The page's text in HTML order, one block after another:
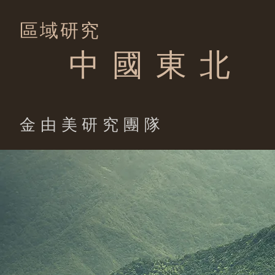
區域研究
中 國 東 北
​金由美研究團隊